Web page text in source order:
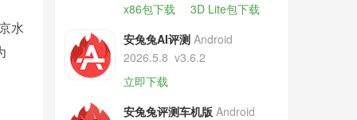
水
x86包下载
3D Lite包下载
安兔兔AI评测 Android
2026.5.8 v3.6.2
立即下载
安兔兔评测车机版 Android